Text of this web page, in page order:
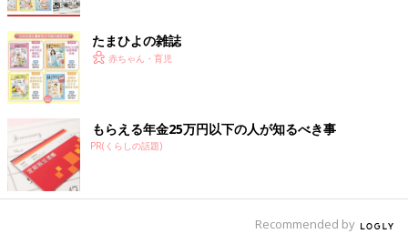
たまひよの雑誌
赤ちゃん・育児
もらえる年金25万円以下の人が知るべき事
PR(くらしの話題)
Recommended by